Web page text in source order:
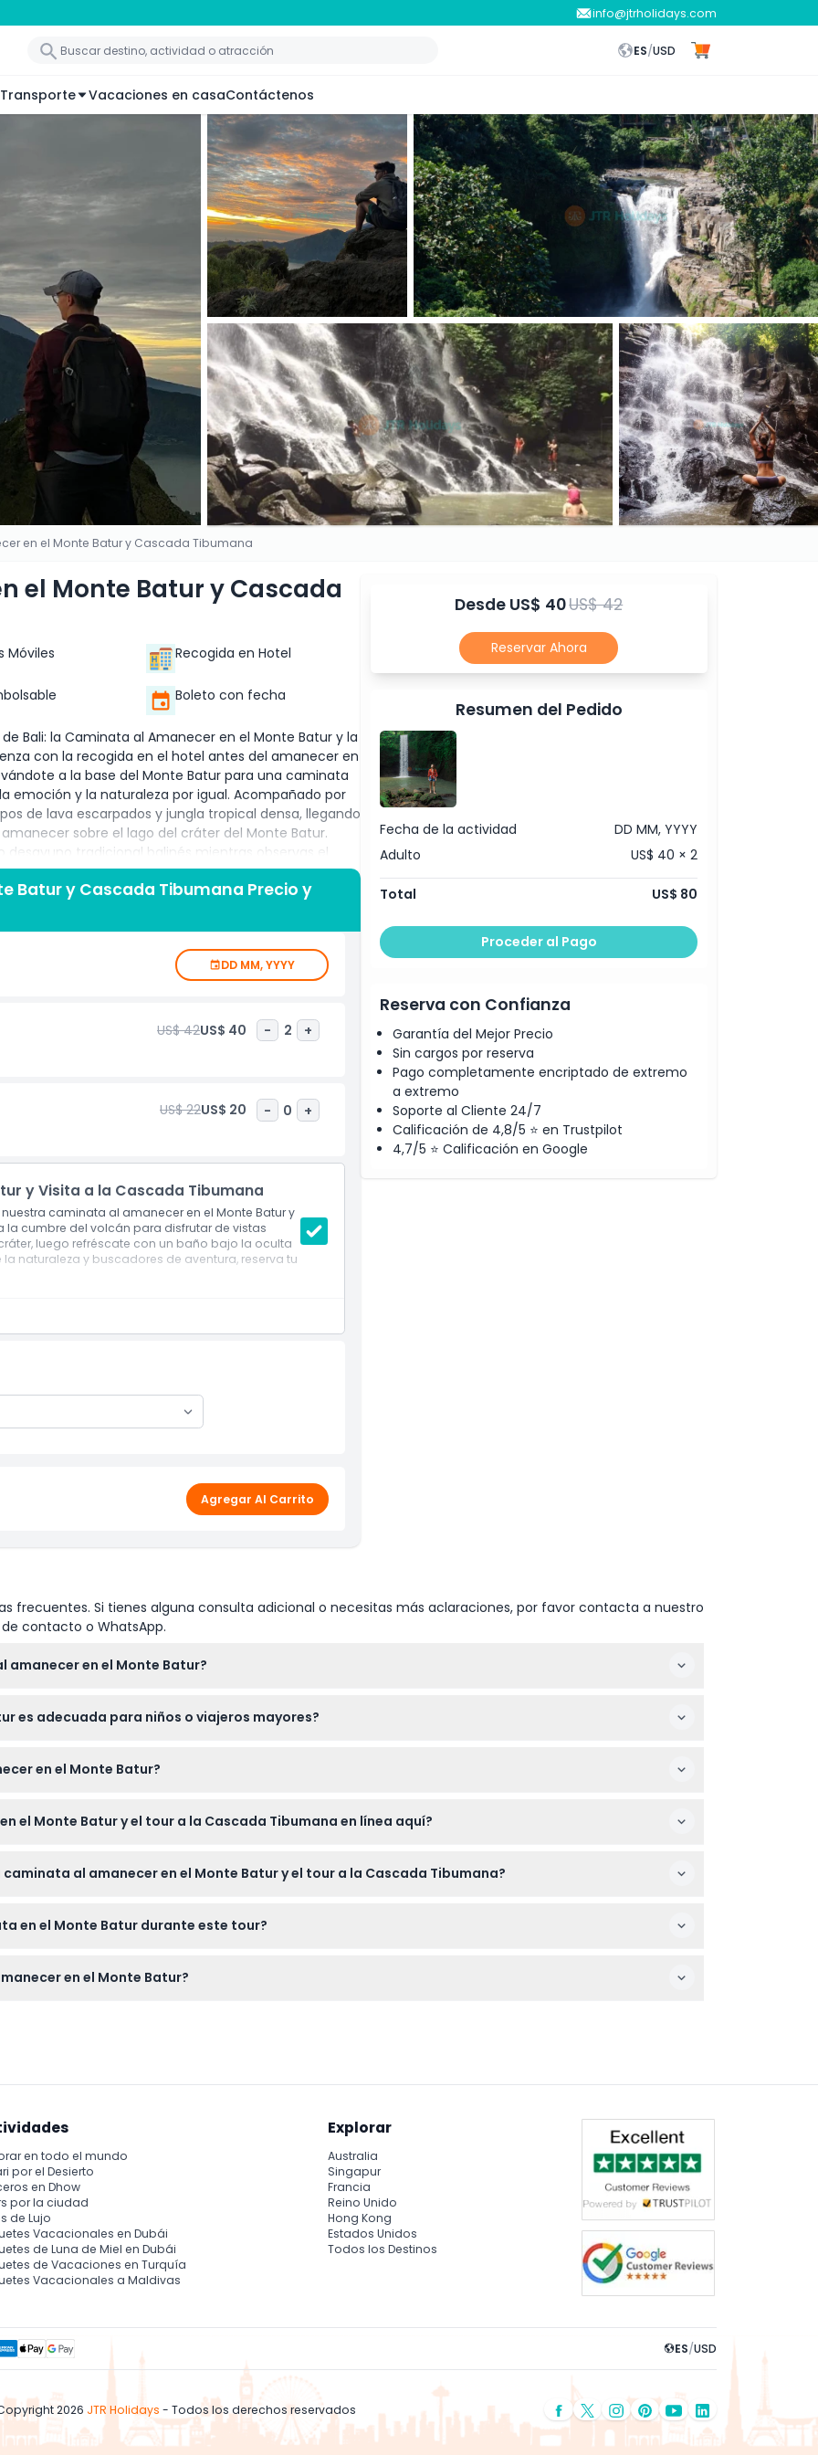
info@jtrholidays.com
ES/USD
Transporte Vacaciones en casaContáctenos
en el Monte Batur y Cascada Tibumana
el Monte Batur y Cascada
Móviles Recogida en Hotel
Boleto con fecha
Bali: la Caminata al Amanecer en el Monte Batur y la
con la recogida en el hotel antes del amanecer en
a la base del Monte Batur para una caminata
emoción y la naturaleza por igual. Acompañado por
de lava escarpados y jungla tropical densa, llegando
sobre el lago del cráter del Monte Batur.
tradicional balinés mientras observas el
Después de descender del volcán, continúa tu
Tibumana. Ubicada dentro de la exuberante selva
cristalina donde podrás nadar, relajarte y capturar
de las cataratas y aprende sobre la flora y
Batur y Cascada Tibumana Precio y
DD MM, YYYY
US$ 42US$ 40 - 2 +
US$ 22US$ 20 - 0 +
y Visita a la Cascada Tibumana
caminata al amanecer en el Monte Batur y
cumbre del volcán para disfrutar de vistas
luego refréscate con un baño bajo la oculta
naturaleza y buscadores de aventura, reserva tu
de Bali
Batur
del cráter del Monte Batur
alrededor del borde del cráter
Agregar Al Carrito
Desde US$ 40US$ 42
Reservar Ahora
Resumen del Pedido
Fecha de la actividad
DD MM, YYYY
Adulto
US$ 40 × 2
Total US$ 80
Proceder al Pago
Reserva con Confianza
Garantía del Mejor Precio
Sin cargos por reserva
Pago completamente encriptado de extremo
a extremo
Soporte al Cliente 24/7
Calificación de 4,8/5 ⭐ en Trustpilot
4,7/5 ⭐ Calificación en Google
frecuentes. Si tienes alguna consulta adicional o necesitas más aclaraciones, por favor contacta a nuestro
contacto o WhatsApp.
amanecer en el Monte Batur?
es adecuada para niños o viajeros mayores?
en el Monte Batur?
el Monte Batur y el tour a la Cascada Tibumana en línea aquí?
al amanecer en el Monte Batur y el tour a la Cascada Tibumana?
en el Monte Batur durante este tour?
en el Monte Batur?
en todo el mundo
por el Desierto
en Dhow
por la ciudad
de Lujo
Vacacionales en Dubái
de Luna de Miel en Dubái
de Vacaciones en Turquía
Vacacionales a Maldivas
Explorar
Australia
Singapur
Francia
Reino Unido
Hong Kong
Estados Unidos
Todos los Destinos
ES/USD
2026 JTR Holidays - Todos los derechos reservados